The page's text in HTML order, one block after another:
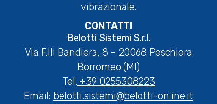
vibrazionale.
CONTATTI
Belotti Sistemi S.r.l.
Via F.lli Bandiera, 8 – 20068 Peschiera
Borromeo (MI)
Tel. +39 0255308223
Email: belotti.sistemi@belotti-online.it